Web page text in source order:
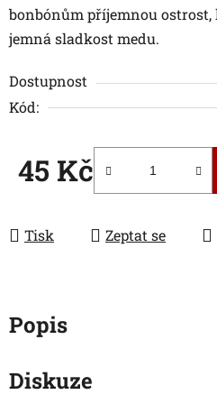
bonbónům příjemnou
jemná sladkost medu.
Dostupnost
Kód:
45 Kč
Měrná cena:
Tisk Zeptat se
Popis
Diskuze